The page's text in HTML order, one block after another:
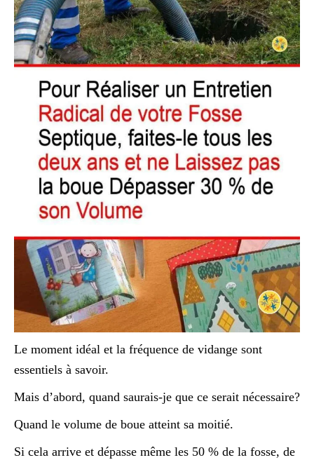
Le moment idéal et la fréquence de vidange sont
essentiels à savoir.
Mais d’abord, quand saurais-je que ce serait nécessaire?
Quand le volume de boue atteint sa moitié.
Si cela arrive et dépasse même les 50 % de la fosse, de